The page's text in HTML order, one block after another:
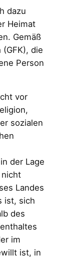
dazu
Heimat
Gemäß
die
Person
vor
sozialen
der Lage
nicht
Landes
ist, sich
des
im
ist, in